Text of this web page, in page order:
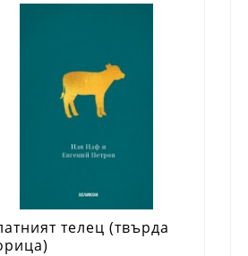
телец (твърда